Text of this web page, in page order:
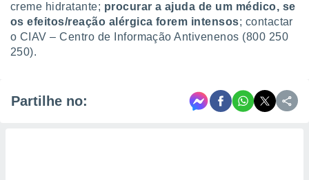
creme hidratante; procurar a ajuda de um médico, se
os efeitos/reação alérgica forem intensos; contactar
o CIAV – Centro de Informação Antivenenos (800 250
250).
Partilhe no: